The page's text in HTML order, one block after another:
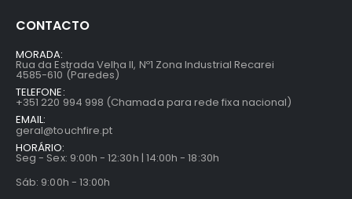
CONTACTO
MORADA:
Rua da Estrada Velha II, Nº1 Zona Industrial Recarei
4585-610 (Paredes)
TELEFONE:
+351 220 994 998 (Chamada para rede fixa nacional)
EMAIL:
geral@touchfire.pt
HORÁRIO:
Seg - Sex: 9:00h - 12:30h | 14:00h - 18:30h
Sáb: 9:00h - 13:00h